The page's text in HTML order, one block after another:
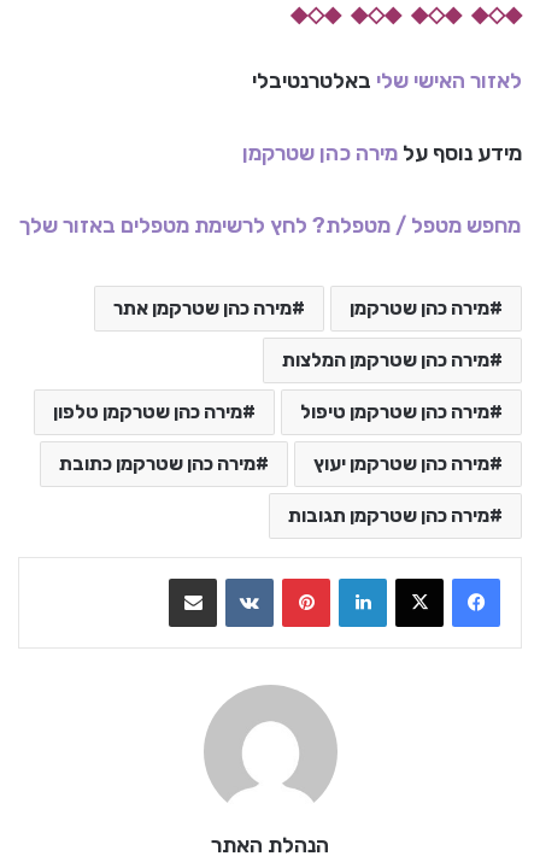
◆◇◆ ◆◇◆ ◆◇◆ ◆◇◆
לאזור האישי שלי באלטרנטיבלי
מידע נוסף על מירה כהן שטרקמן
מחפש מטפל / מטפלת? לחץ לרשימת מטפלים באזור שלך
מירה כהן שטרקמן מירה כהן שטרקמן אתר
מירה כהן שטרקמן המלצות
מירה כהן שטרקמן טיפול מירה כהן שטרקמן טלפון
מירה כהן שטרקמן יעוץ מירה כהן שטרקמן כתובת
מירה כהן שטרקמן תגובות
LinkedIn
VKontakte
הנהלת האתר